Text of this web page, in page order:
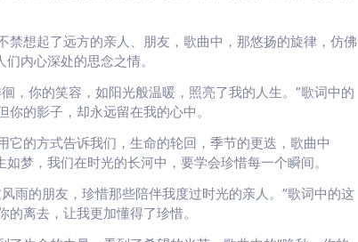
想起了远方的亲人、朋友，歌曲中，那悠扬的旋律，仿佛
内心深处的思念之情。
，你的笑容，如阳光般温暖，照亮了我的人生。”歌词中的
的影子，却永远留在我的心中。
的方式告诉我们，生命的轮回，季节的更迭，歌曲中
梦，我们在时光的长河中，要学会珍惜每一个瞬间。
雨的朋友，珍惜那些陪伴我度过时光的亲人。”歌词中的这
离去，让我更加懂得了珍惜。